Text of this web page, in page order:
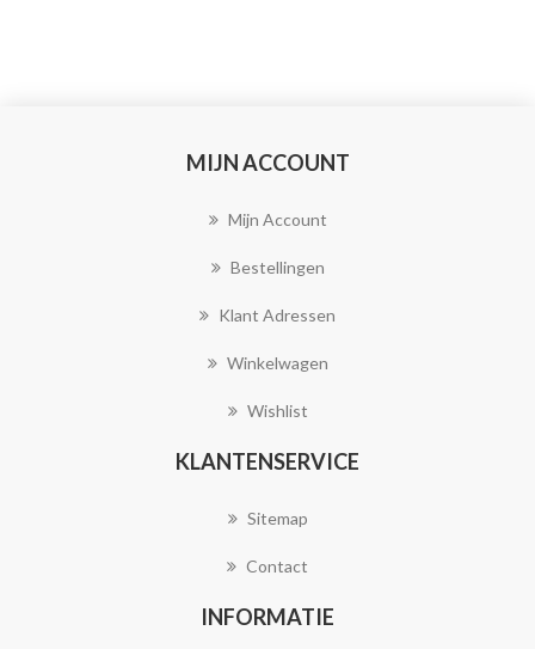
MIJN ACCOUNT
Mijn Account
Bestellingen
Klant Adressen
Winkelwagen
Wishlist
KLANTENSERVICE
Sitemap
Contact
INFORMATIE